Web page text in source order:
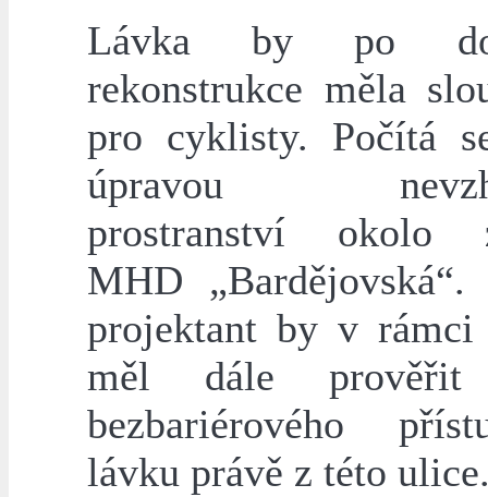
Lávka by po
rekonstrukce měla
pro cyklisty. Počítá
úpravou
prostranství okolo
MHD „Bardějovská“.
projektant by v rámci
měl dále prověřit
bezbariérového
lávku právě z této